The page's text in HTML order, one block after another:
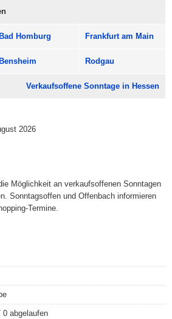
Bad Homburg Frankfurt am Main
Bensheim Rodgau
Verkaufsoffene Sonntage in Hessen
2026
Möglichkeit an verkaufsoffenen Sonntagen
Sonntagsoffen und Offenbach informieren
Termine.
0 abgelaufen